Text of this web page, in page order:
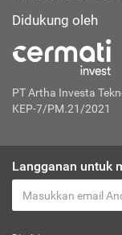
Didukung oleh
PT Artha Investa
KEP-7/PM.21/2021
Langganan untuk